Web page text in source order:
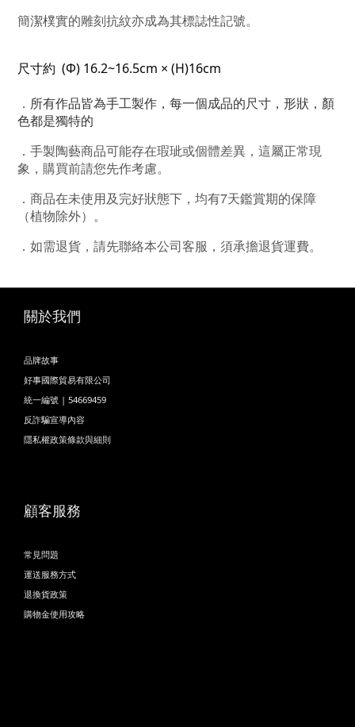
簡潔樸實的雕刻抗紋亦成為其標誌性記號。
尺寸約  (Φ) 16.2~16.5cm × (H)16cm
． 所有作品皆為手工製作，每一個成品的尺寸，形狀，顏
色都是獨特的
． 手製陶藝商品可能存在瑕玼或個體差異，這屬正常現
象，購買前請您先作考慮。
．商品在未使用及完好狀態下，均有7天鑑賞期的保障
（植物除外）。
．如需退貨，請先聯絡本公司客服，須承擔退貨運費。
關於我們
品牌故事
好事國際貿易有限公司
統一編號 | 54669459
反詐騙宣導內容
隱私權政策條款與細則
顧客服務
常見問題
運送服務方式
退換貨政策
購物金使用攻略